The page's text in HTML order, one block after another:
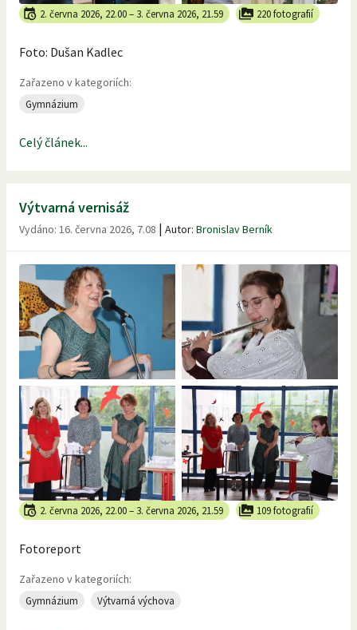
2. června 2026, 22.00– 3. června 2026, 21.59 220 fotografií
Foto: Dušan Kadlec
Zařazeno v kategoriích:
Gymnázium
Celý článek...
Výtvarná vernisáž
Vydáno: 16. června 2026, 7.08 | Autor: Bronislav Berník
2. června 2026, 22.00– 3. června 2026, 21.59 109 fotografií
Fotoreport
Zařazeno v kategoriích:
Gymnázium Výtvarná výchova